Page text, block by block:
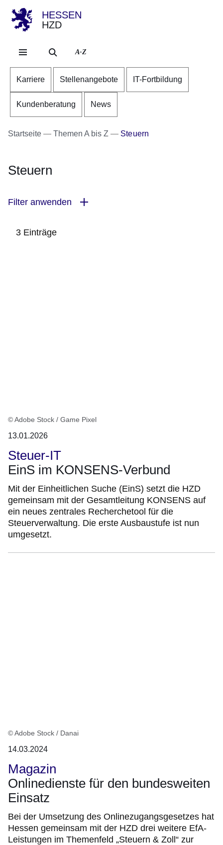
HESSEN
HZD
A-Z
Karriere Stellenangebote IT-Fortbildung
Kundenberatung News
Startseite Themen A bis Z Steuern
Steuern
Filter anwenden
3 Einträge
© Adobe Stock / Game Pixel
13.01.2026
Steuer-IT
EinS im KONSENS-Verbund
Mit der Einheitlichen Suche (EinS) setzt die HZD
gemeinsam mit der Gesamtleitung KONSENS auf
ein neues zentrales Recherchetool für die
Steuerverwaltung. Die erste Ausbaustufe ist nun
umgesetzt.
© Adobe Stock / Danai
14.03.2024
Magazin
Onlinedienste für den bundesweiten
Einsatz
Bei der Umsetzung des Onlinezugangsgesetzes hat
Hessen gemeinsam mit der HZD drei weitere EfA-
Leistungen im Themenfeld „Steuern & Zoll“ zur